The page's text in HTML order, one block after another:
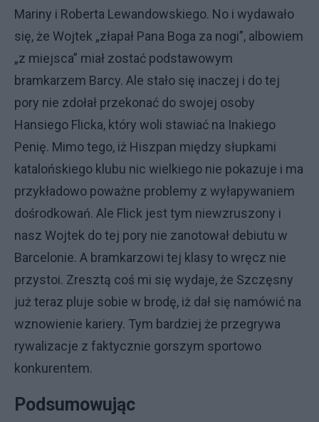
Mariny i Roberta Lewandowskiego. No i wydawało
się, że Wojtek „złapał Pana Boga za nogi”, albowiem
„z miejsca” miał zostać podstawowym
bramkarzem Barcy. Ale stało się inaczej i do tej
pory nie zdołał przekonać do swojej osoby
Hansiego Flicka, który woli stawiać na Inakiego
Penię. Mimo tego, iż Hiszpan między słupkami
katalońskiego klubu nic wielkiego nie pokazuje i ma
przykładowo poważne problemy z wyłapywaniem
dośrodkowań. Ale Flick jest tym niewzruszony i
nasz Wojtek do tej pory nie zanotował debiutu w
Barcelonie. A bramkarzowi tej klasy to wręcz nie
przystoi. Zresztą coś mi się wydaje, że Szczęsny
już teraz pluje sobie w brodę, iż dał się namówić na
wznowienie kariery. Tym bardziej że przegrywa
rywalizacje z faktycznie gorszym sportowo
konkurentem.
Podsumowując